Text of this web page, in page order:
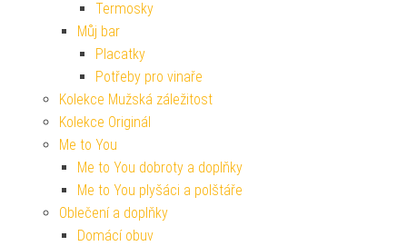
Termosky
Můj bar
Placatky
Potřeby pro vinaře
Kolekce Mužská záležitost
Kolekce Originál
Me to You
Me to You dobroty a doplňky
Me to You plyšáci a polštáře
Oblečení a doplňky
Domácí obuv